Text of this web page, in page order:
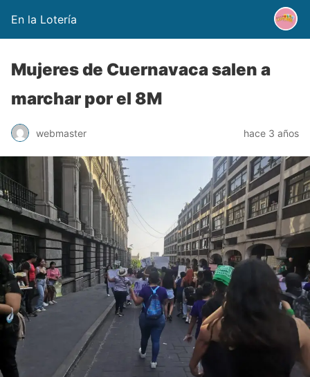
En la Lotería
Mujeres de Cuernavaca salen a
marchar por el 8M
webmaster hace 3 años